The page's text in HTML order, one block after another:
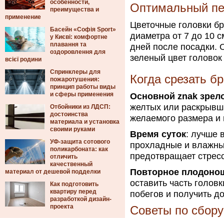
особенности,
преимущества и
применение
Басейн «Софія Sport»
у Києві: комфортне
плавання та
оздоровлення для
всієї родини
Спринклеры для
пожаротушения:
принцип работы виды
и сферы применения
Отбойники из ЛДСП:
достоинства
материала и установка
своими руками
УФ-защита сотового
поликарбоната: как
отличить
качественный
материал от дешевой подделки
Как подготовить
квартиру перед
разработкой дизайн-
проекта
Оптимальный
Цветочные головки
диаметра от 7 до 10
дней после посадки.
зеленый цвет
Когда срезать
Основной znak
желтых или
желаемого размера и
Время суток: лучше
прохладные и
предотвращает
Повторное
оставить часть
побегов и получить
Советы по